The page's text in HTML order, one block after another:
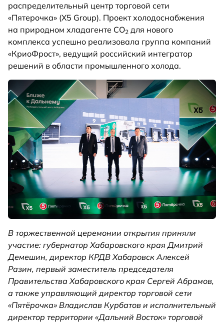
распределительный центр торговой сети
«Пятерочка» (X5 Group). Проект холодоснабжения
на природном хладагенте CO2 для нового
комплекса успешно реализовала группа компаний
«КриоФрост», ведущий российский интегратор
решений в области промышленного холода.
В торжественной церемонии открытия приняли
участие: губернатор Хабаровского края Дмитрий
Демешин, директор КРДВ Хабаровск Алексей
Разин, первый заместитель председателя
Правительства Хабаровского края Сергей Абрамов,
а также управляющий директор торговой сети
«Пятёрочка» Владислав Курбатов и исполнительный
директор территории «Дальний Восток» торговой